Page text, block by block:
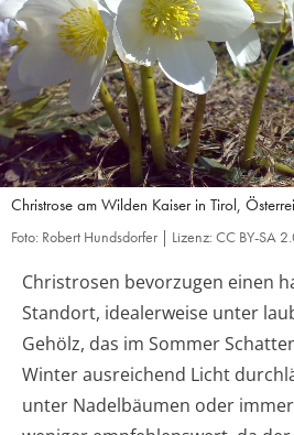
Christrose am Wilden Kaiser in Tirol,
Foto: Robert Hundsdorfer | Lizenz: CC BY-SA
Christrosen bevorzugen einen
Standort, idealerweise unter
Gehölz, das im Sommer
Winter ausreichend Licht
unter Nadelbäumen oder